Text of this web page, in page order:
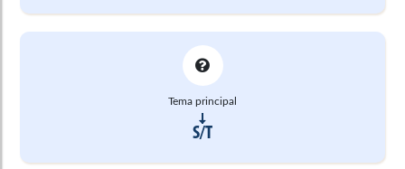
Tema principal
S/T